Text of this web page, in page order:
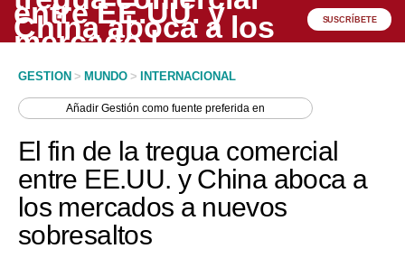
Peru Quiosco
Economía
Mercados
Perú
SUSCRÍBETE
GESTION > MUNDO > INTERNACIONAL
AñadirGestión como fuente preferida en
El fin de la tregua comercial
entre EE.UU. y China aboca a
los mercados a nuevos
sobresaltos